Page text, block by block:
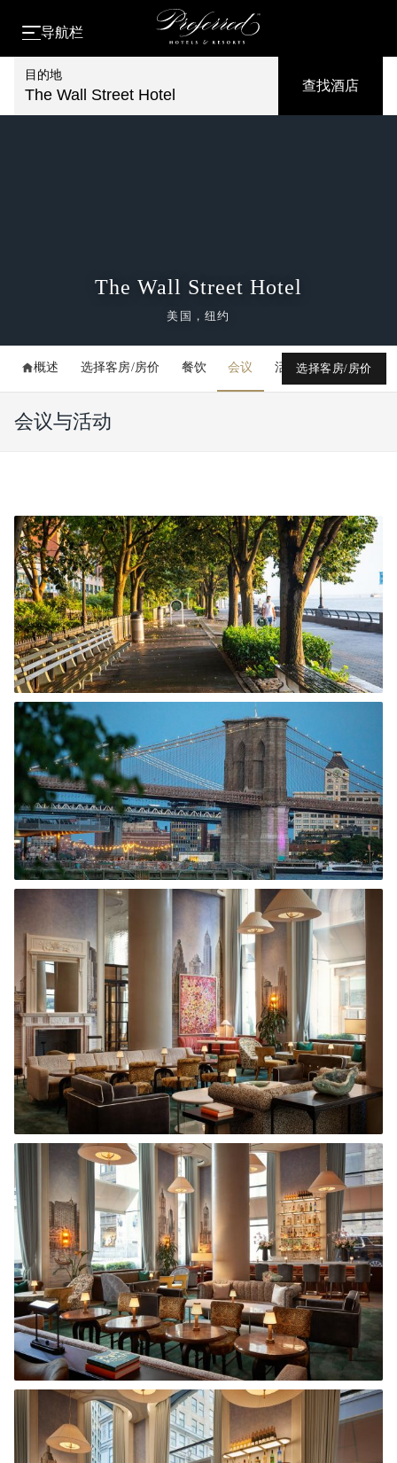
导航栏
目的地
The Wall Street Hotel
查找酒店
The Wall Street Hotel
美国，纽约
概述 选择客房/房价 餐饮 会议 活动 媒体库
选择客房/房价
会议与活动